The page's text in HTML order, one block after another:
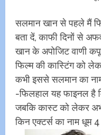
सलमान खान से पहले मैं
बता दें, काफी दिनों से
खान के अपोजिट वाणी
फिल्म की कास्टिंग को
कभी इससे सलमान का
-फिलहाल यह फाइनल है
जबकि कास्ट को लेकर
किन एक्टर्स का नाम धूम